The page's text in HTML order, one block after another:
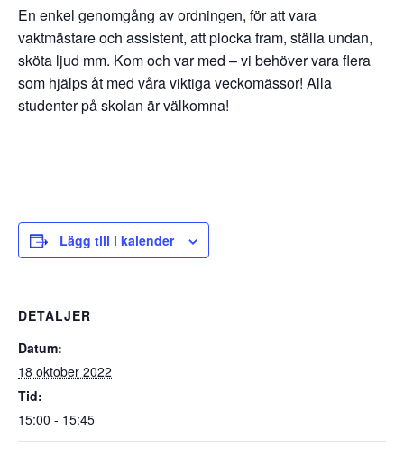
En enkel genomgång av ordningen, för att vara
vaktmästare och assistent, att plocka fram, ställa undan,
sköta ljud mm. Kom och var med – vi behöver vara flera
som hjälps åt med våra viktiga veckomässor! Alla
studenter på skolan är välkomna!
Lägg till i kalender
DETALJER
Datum:
18 oktober 2022
Tid:
15:00 - 15:45